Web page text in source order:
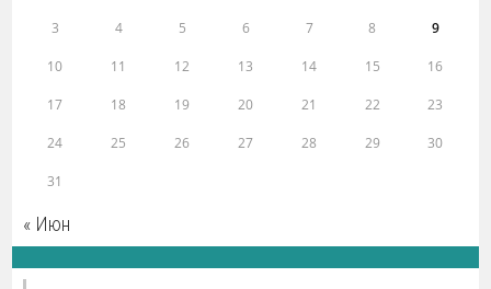
3 4 5 6 7 8 9
10 11 12 13 14 15 16
17 18 19 20 21 22 23
24 25 26 27 28 29 30
31
« Июн